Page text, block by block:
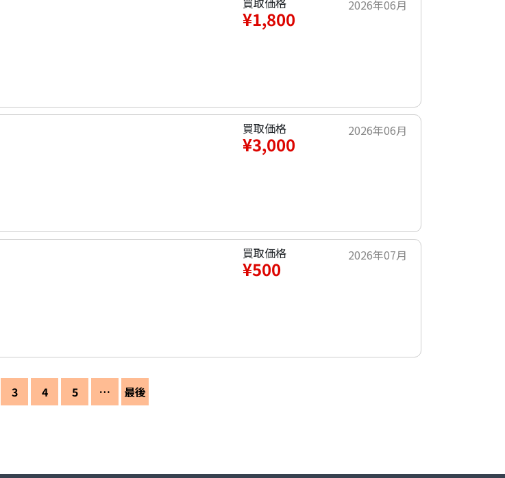
¥1,800
2026年06月
買取価格
¥3,000
2026年06月
買取価格
¥500
2026年07月
3 4 5 … 最後